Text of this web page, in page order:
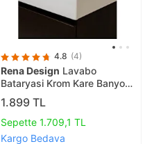
4.8 (4)
Rena Design Lavabo
Bataryasi Krom Kare Banyo
Lavabo Musluk Ağir Pri̇nç
Gövde Döner Boru Lüks
Armatür Gümüş Gri̇
1.899 TL
Sepette 1.709,1 TL
Kargo Bedava